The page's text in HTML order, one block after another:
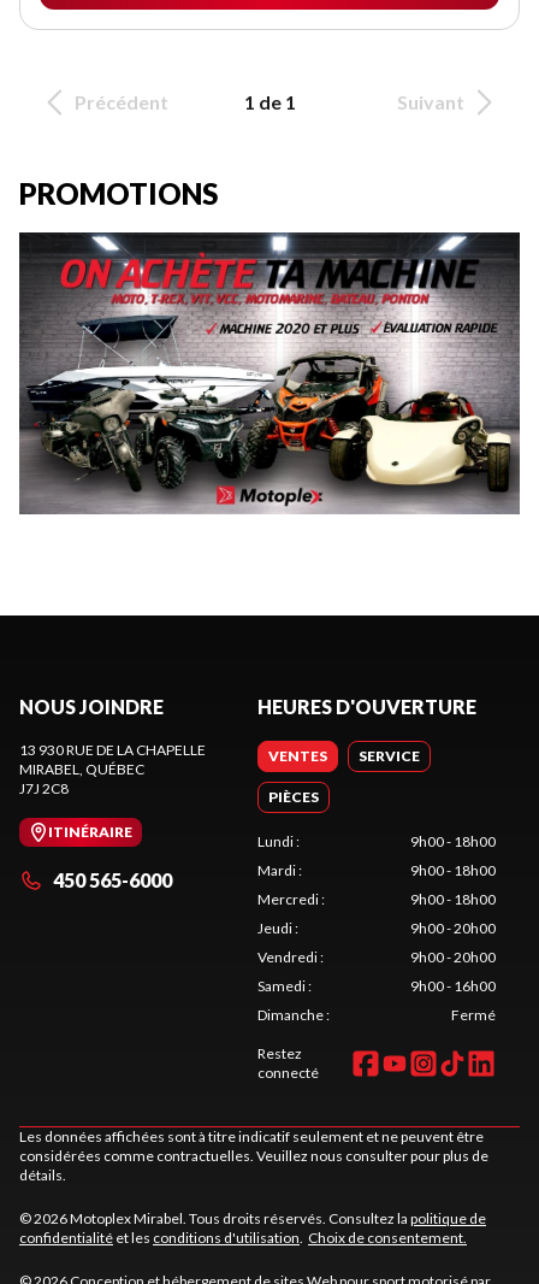
Précédent 1 de 1 Suivant
PROMOTIONS
NOUS JOINDRE
13 930 RUE DE LA CHAPELLE
MIRABEL
, QUÉBEC
J7J 2C8
ITINÉRAIRE
450 565-6000
HEURES D'OUVERTURE
VENTES SERVICE
PIÈCES
Lundi:
9h00 - 18h00
Mardi:
9h00 - 18h00
Mercredi:
9h00 - 18h00
Jeudi:
9h00 - 20h00
Vendredi:
9h00 - 20h00
Samedi:
9h00 - 16h00
Dimanche: Fermé
Restez
connecté
Les données affichées sont à titre indicatif seulement et ne peuvent être
considérées comme contractuelles. Veuillez nous consulter pour plus de
détails.
© 2026 Motoplex Mirabel. Tous droits réservés. Consultez la politique de
confidentialité et les conditions d'utilisation Choix de consentement.